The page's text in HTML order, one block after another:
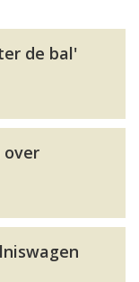
de bal'
over